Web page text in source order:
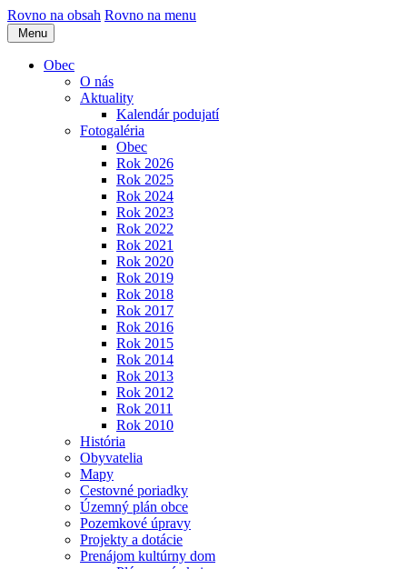
Rovno na obsah Rovno na menu
Menu
Obec
O nás
Aktuality
Kalendár podujatí
Fotogaléria
Obec
Rok 2026
Rok 2025
Rok 2024
Rok 2023
Rok 2022
Rok 2021
Rok 2020
Rok 2019
Rok 2018
Rok 2017
Rok 2016
Rok 2015
Rok 2014
Rok 2013
Rok 2012
Rok 2011
Rok 2010
História
Obyvatelia
Mapy
Cestovné poriadky
Územný plán obce
Pozemkové úpravy
Projekty a dotácie
Prenájom kultúrny dom